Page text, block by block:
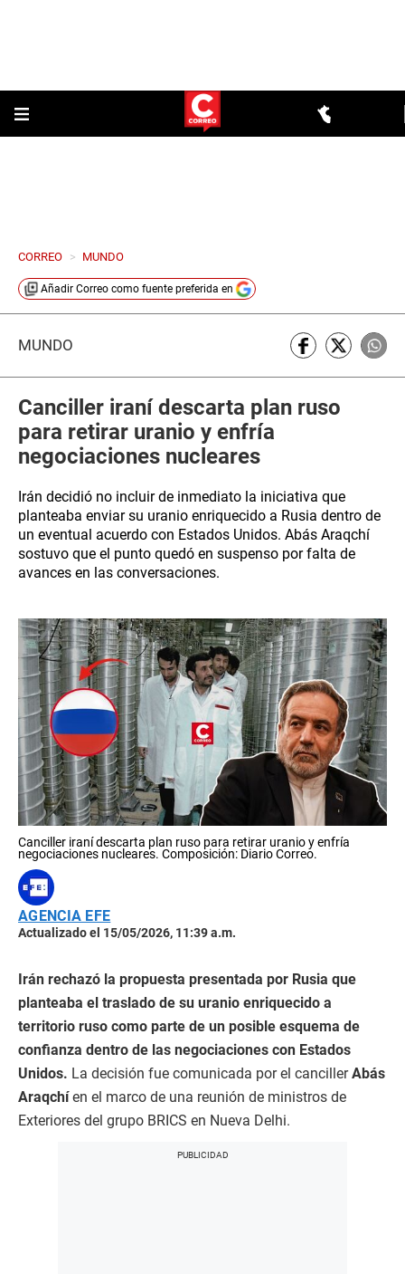
CORREO > MUNDO
Añadir Correo como fuente preferida en
MUNDO
Canciller iraní descarta plan ruso
para retirar uranio y enfría
negociaciones nucleares
Irán decidió no incluir de inmediato la iniciativa que
planteaba enviar su uranio enriquecido a Rusia dentro de
un eventual acuerdo con Estados Unidos. Abás Araqchí
sostuvo que el punto quedó en suspenso por falta de
avances en las conversaciones.
Canciller iraní descarta plan ruso para retirar uranio y enfría
negociaciones nucleares. Composición: Diario Correo.
AGENCIA EFE
Actualizado el 15/05/2026, 11:39 a.m.
Irán rechazó la propuesta presentada por Rusia que
planteaba el traslado de su uranio enriquecido a
territorio ruso como parte de un posible esquema de
confianza dentro de las negociaciones con Estados
Unidos. La decisión fue comunicada por el cancillerAbás
Araqchíen el marco de una reunión de ministros de
Exteriores del grupo BRICS en Nueva Delhi.